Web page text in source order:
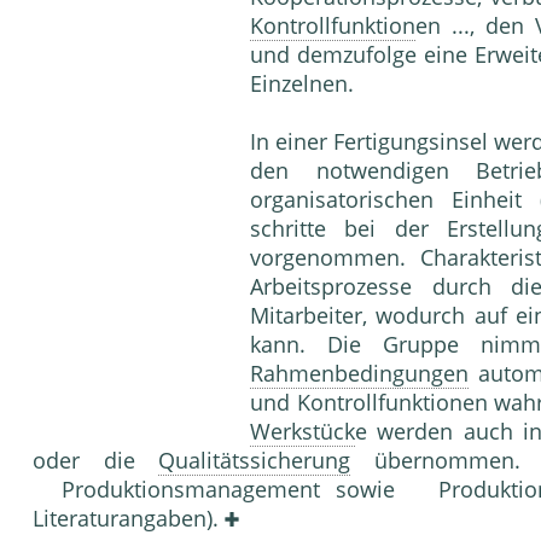
Kontrollfunktionen ..., den
und demzufolge eine
Einzelnen.
In einer Fertigungsinsel
den notwendigen
organisatorischen Einheit
schritte bei der
vorgenommen.
Arbeitsprozesse durch
Mitarbeiter, wo­durch auf
kann. Die Gruppe
Rahmenbedingungen
und Kontrollfunk­tionen
Werkstücke werden auch
oder die Qualitätssicherung
Produktionsmanagement sowie
Literaturangaben).